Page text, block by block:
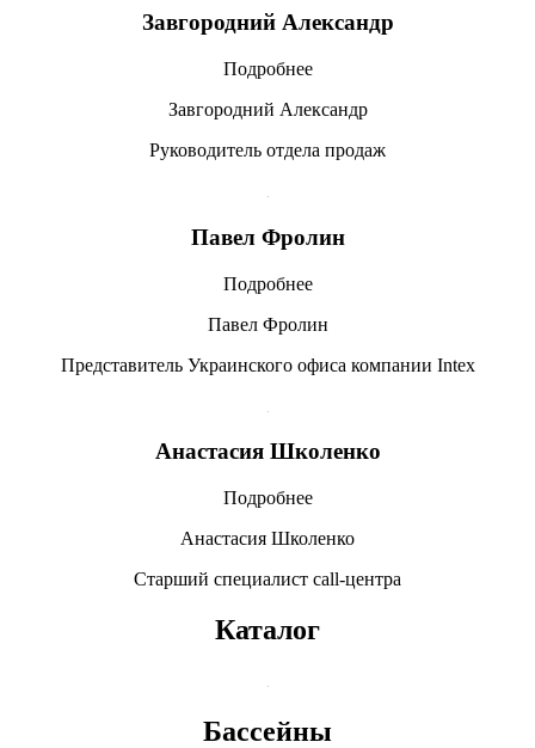
Завгородний Александр
Подробнее
Завгородний Александр
Руководитель отдела продаж
Павел Фролин
Подробнее
Павел Фролин
Представитель Украинского офиса компании Intex
Анастасия Школенко
Подробнее
Анастасия Школенко
Старший специалист call-центра
Каталог
Бассейны